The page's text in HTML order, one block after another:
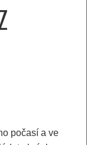
počasí a ve